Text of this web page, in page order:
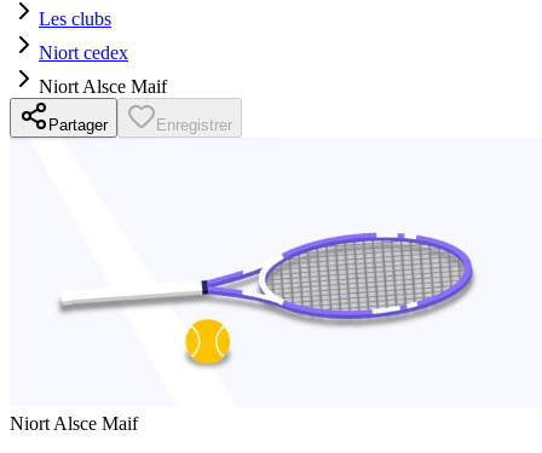
Les clubs
Niort cedex
Niort Alsce Maif
Partager Enregistrer
Niort Alsce Maif